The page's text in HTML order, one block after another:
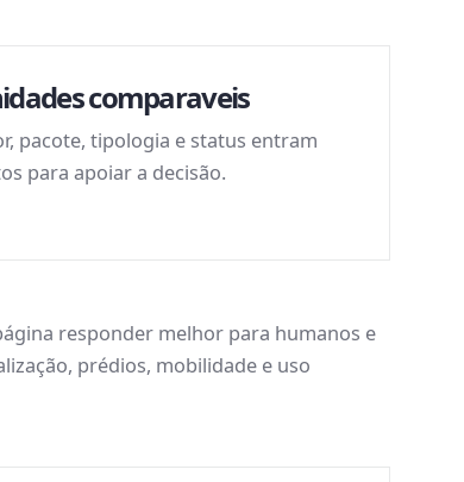
comparaveis
pacote, tipologia e status entram
para apoiar a decisão.
responder melhor para humanos e
prédios, mobilidade e uso